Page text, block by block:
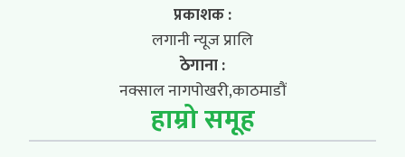
प्रकाशक :
लगानी न्यूज प्रालि
ठेगाना :
नक्साल नागपोखरी,काठमाडौं
हाम्रो समूह